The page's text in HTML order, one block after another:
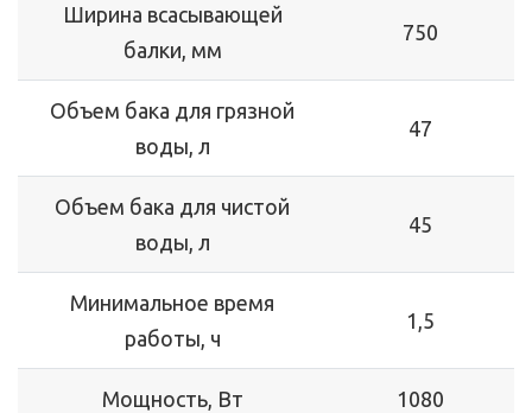
Ширина всасывающей
балки, мм
750
Объем бака для грязной
воды, л
47
Объем бака для чистой
воды, л
45
Минимальное время
работы, ч
1,5
Мощность, Вт 1080